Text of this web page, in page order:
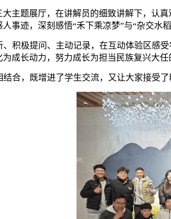
主题展厅，在讲解员的细致讲解下，认
事迹，深刻感悟“禾下乘凉梦”与“杂交水
积极提问、主动记录，在互动体验区感
成长动力，努力成长为担当民族复兴大任
合，既增进了学生交流，又让大家接受